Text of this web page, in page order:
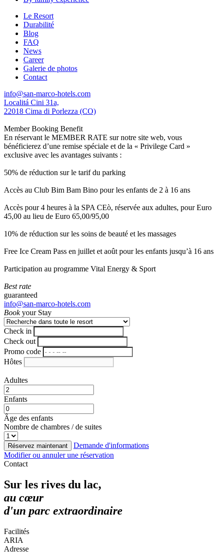
Le Resort
Durabilité
Blog
FAQ
News
Career
Galerie de photos
Contact
info@san-marco-hotels.com
Localitá Cini 31a,
22018 Cima di Porlezza (CO)
Member Booking Benefit
En réservant le MEMBER RATE sur notre site web, vous
bénéficierez d’une remise spéciale et de la « Privilege Card »
exclusive avec les avantages suivants :
50% de réduction sur le tarif du parking
Accès au Club Bim Bam Bino pour les enfants de 2 à 16 ans
Accès pour 4 heures à la SPA CEò, réservée aux adultes, pour Euro
45,00 au lieu de Euro 65,00/95,00
10% de réduction sur les soins de beauté et les massages
Free Ice Cream Pass en juillet et août pour les enfants jusqu’à 16 ans
Participation au programme Vital Energy & Sport
Best rate
guaranteed
info@san-marco-hotels.com
Bookyour Stay
Check in
Check out
Promo code
Hôtes
Adultes
Enfants
Âge des enfants
Nombre de chambres / de suites
Réservez maintenant
Demande d'informations
Modifier ou annuler une réservation
Contact
Sur les rives du lac,
au cœur
d'un parc extraordinaire
Facilités
ARIA
Adresse